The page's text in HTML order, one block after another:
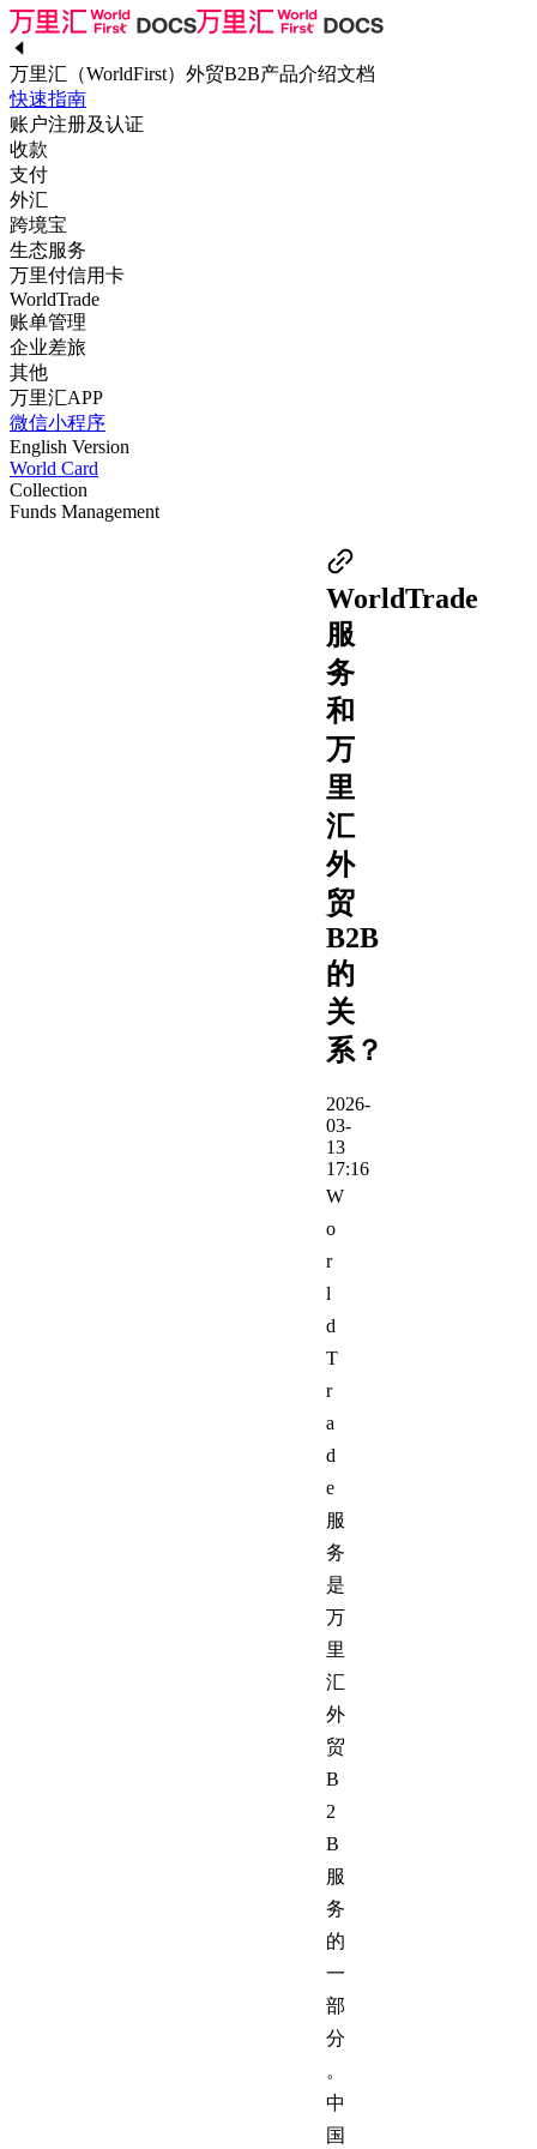
万里汇（WorldFirst）外贸B2B产品介绍文档
快速指南
账户注册及认证
收款
支付
外汇
跨境宝
生态服务
万里付信用卡
WorldTrade
账单管理
企业差旅
其他
万里汇APP
微信小程序
English Version
World Card
Collection
Funds Management
WorldTrade
服
务
和
万
里
汇
外
贸
B2B
的
关
系？
2026-
03-
13
17:16
W
o
r
l
d
T
r
a
d
e
服
务
是
万
里
汇
外
贸
B
2
B
服
务
的
一
部
分
。
中
国